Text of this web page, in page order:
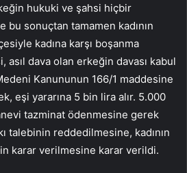
hukuki ve şahsi hiçbir
bu sonuçtan tamamen kadının
kadına karşı boşanma
asıl dava olan erkeğin davası kabul
Kanununun 166/1 maddesine
eşi yararına 5 bin lira alır. 5.000
tazminat ödenmesine gerek
talebinin reddedilmesine, kadının
karar verilmesine karar verildi.